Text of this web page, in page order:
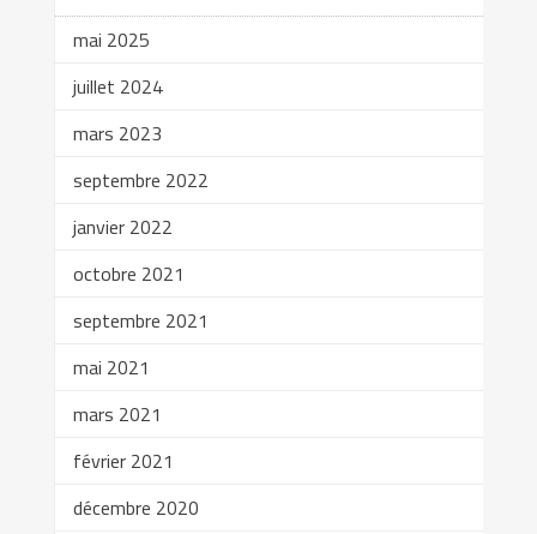
mai 2025
juillet 2024
mars 2023
septembre 2022
janvier 2022
octobre 2021
septembre 2021
mai 2021
mars 2021
février 2021
décembre 2020